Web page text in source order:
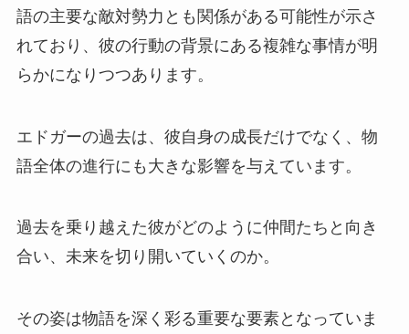
語の主要な敵対勢力とも関係がある可能性が示さ
れており、彼の行動の背景にある複雑な事情が明
らかになりつつあります。
エドガーの過去は、彼自身の成長だけでなく、物
語全体の進行にも大きな影響を与えています。
過去を乗り越えた彼がどのように仲間たちと向き
合い、未来を切り開いていくのか。
その姿は物語を深く彩る重要な要素となっていま